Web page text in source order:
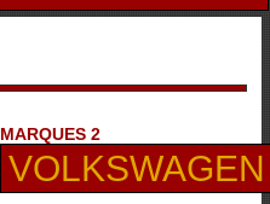
MARQUES 2